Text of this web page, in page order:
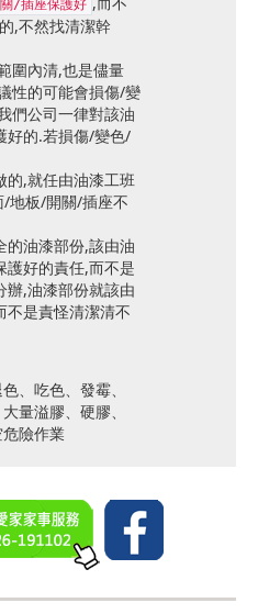
/插座保護好
,不然找清潔幹
圍內清,也是儘量
性的可能會損傷/變
們公司一律對該油
好的.若損傷/變色/
的,就任由油漆工班
地板/開關/插座不
的油漆部份,該由油
護好的責任,而不是
辦,油漆部份就該由
不是責怪清潔清不
、吃色、發霉、
量溢膠、硬膠、
險作業